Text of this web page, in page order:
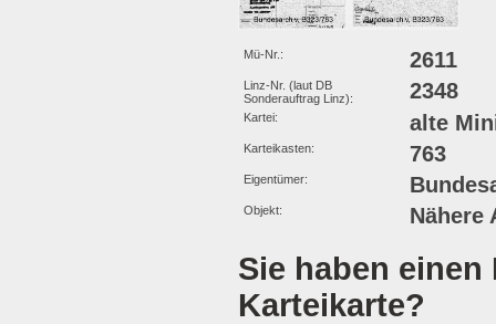
Mü-Nr.: 2611
Linz-Nr. (laut DB
Sonderauftrag Linz):
2348
Kartei: alte
Karteikasten: 763
Eigentümer:
Objekt: Nähere
Sie haben
Karteikarte?